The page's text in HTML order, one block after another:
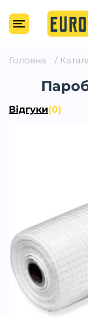
Головна /
Відгуки(0)